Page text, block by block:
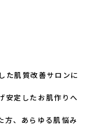
た肌質改善サロンに
安定したお肌作りへ
方、あらゆる肌悩み